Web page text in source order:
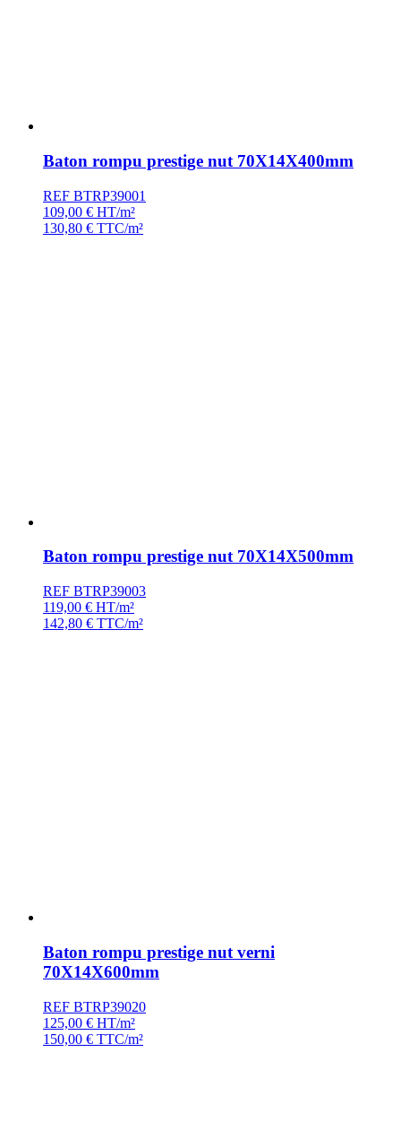
Baton rompu prestige nut 70X14X400mm
REF BTRP39001
109,00 € HT/m²
130,80 € TTC/m²
Baton rompu prestige nut 70X14X500mm
REF BTRP39003
119,00 € HT/m²
142,80 € TTC/m²
Baton rompu prestige nut verni
70X14X600mm
REF BTRP39020
125,00 € HT/m²
150,00 € TTC/m²